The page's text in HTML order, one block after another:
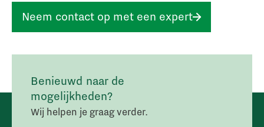
Neem contact op met een expert
Benieuwd naar de
mogelijkheden?
Wij helpen je graag verder.